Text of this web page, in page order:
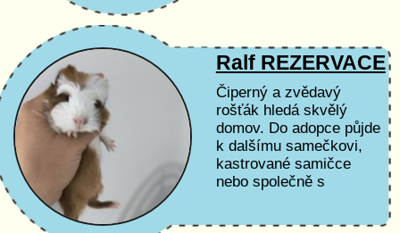
Ralf REZERVACE
Čiperný a zvědavý
rošťák hledá skvělý
domov. Do adopce půjde
k dalšímu samečkovi,
kastrované samičce
nebo společně s